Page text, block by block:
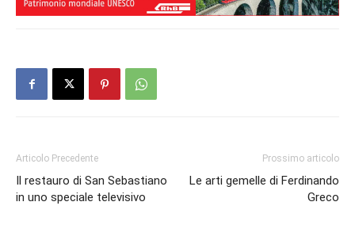
Articolo Precedente
Il restauro di San Sebastiano
in uno speciale televisivo
Prossimo articolo
Le arti gemelle di Ferdinando
Greco